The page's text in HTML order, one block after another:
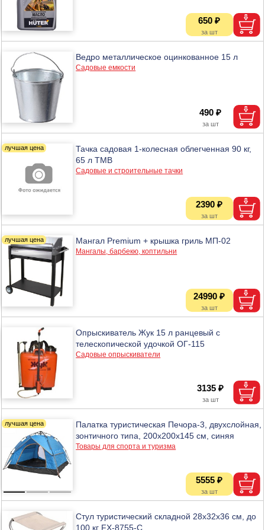
650 ₽
Ведро металлическое оцинкованное 15 л
Садовые емкости
490 ₽
Тачка садовая 1-колесная облегченная 90 кг,
65 л ТМВ
Садовые и строительные тачки
2390 ₽
Мангал Premium + крышка гриль МП-02
Мангалы, барбекю, коптильни
24990 ₽
Опрыскиватель Жук 15 л ранцевый с
телескопической удочкой ОГ-115
Садовые опрыскиватели
3135 ₽
Палатка туристическая Печора-3, двухслойная,
зонтичного типа, 200х200х145 см, синяя
Товары для спорта и туризма
5555 ₽
Стул туристический складной 28х32х36 см, до
100 кг FX-8755-C